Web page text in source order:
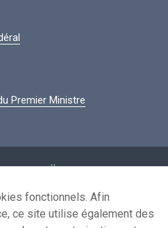
Premier Ministre
personnelles
de réutilisation
nous
fonctionnels. Afin
ce site utilise également des